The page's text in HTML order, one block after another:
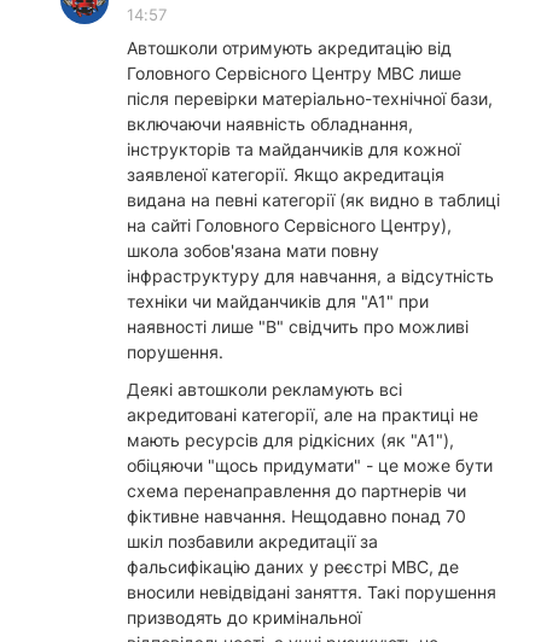
14:57
Автошколи отримують акредитацію від
Головного Сервісного Центру МВС лише
після перевірки матеріально-технічної бази,
включаючи наявність обладнання,
інструкторів та майданчиків для кожної
заявленої категорії. Якщо акредитація
видана на певні категорії (як видно в таблиці
на сайті Головного Сервісного Центру),
школа зобов'язана мати повну
інфраструктуру для навчання, а відсутність
техніки чи майданчиків для "А1" при
наявності лише "B" свідчить про можливі
порушення.
Деякі автошколи рекламують всі
акредитовані категорії, але на практиці не
мають ресурсів для рідкісних (як "А1"),
обіцяючи "щось придумати" - це може бути
схема перенаправлення до партнерів чи
фіктивне навчання. Нещодавно понад 70
шкіл позбавили акредитації за
фальсифікацію даних у реєстрі МВС, де
вносили невідвідані заняття. Такі порушення
призводять до кримінальної